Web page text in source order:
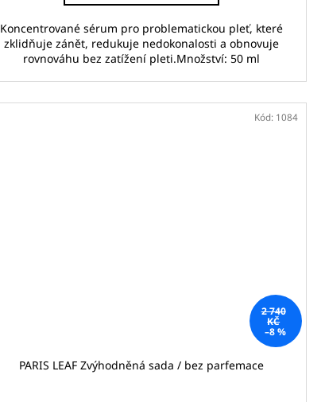
Koncentrované sérum pro problematickou pleť, které
zklidňuje zánět, redukuje nedokonalosti a obnovuje
rovnováhu bez zatížení pleti.Množství: 50 ml
2 740
KČ
–8 %
PARIS LEAF Zvýhodněná sada / bez parfemace
Kód: 1084